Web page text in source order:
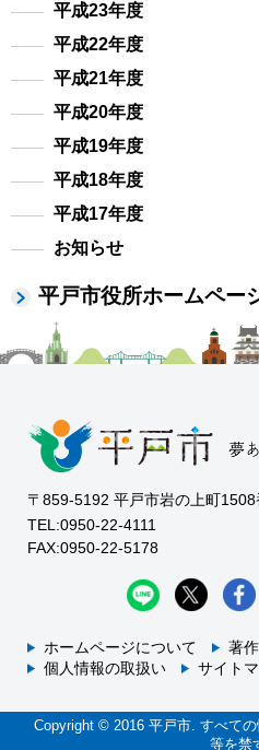
平成23年度
平成22年度
平成21年度
平成20年度
平成19年度
平成18年度
平成17年度
お知らせ
平戸市役所ホームペー
〒859-5192 平戸市岩の上町1508
TEL:0950-22-4111
FAX:0950-22-5178
ホームページについて
著
個人情報の取扱い
サイト
Copyright © 2016 平戸市. すべて
等を禁